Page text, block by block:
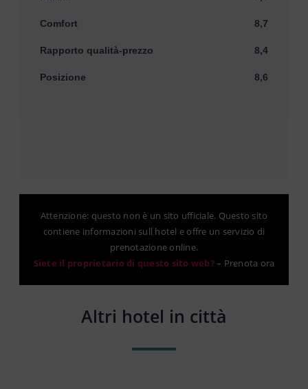
Comfort 8,7
Rapporto qualità-prezzo 8,4
Posizione 8,6
Attenzione: questo non è un sito ufficiale. Questo sito
contiene informazioni sull hotel e offre un servizio di
prenotazione online.
Siete il proprietario di questo sito web?– Prenota ora
Altri hotel in città